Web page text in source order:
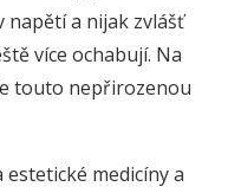
napětí a nijak zvlášť
více ochabují. Na
touto nepřirozenou
medicíny a